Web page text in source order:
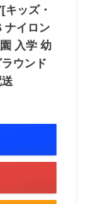
ッズ・
ナイロン
入学 幼
ウンド